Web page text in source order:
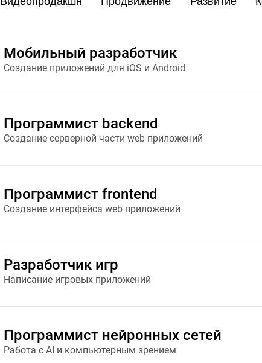
Мобильный разработчик
Создание приложений для iOS и Android
Программист backend
Создание серверной части web приложений
Программист frontend
Создание интерфейса web приложений
Разработчик игр
Написание игровых приложений
Программист нейронных сетей
Работа с AI и компьютерным зрением